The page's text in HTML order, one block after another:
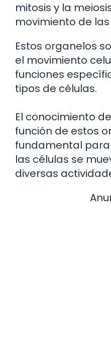
mitosis y la
movimiento de
Estos organelos
el movimiento
funciones
tipos de células.
El conocimiento
función de estos
fundamental
las células se
diversas